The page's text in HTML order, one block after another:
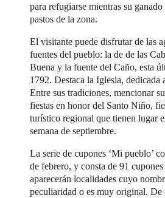
para refugiarse mientras su
pastos de la zona.
El visitante puede disfrutar de las
fuentes del pueblo: la de de las
Buena y la fuente del Caño, esta
1792. Destaca la Iglesia, dedicada
Entre sus tradiciones, mencionar
fiestas en honor del Santo Niño,
turístico regional que tienen lugar
semana de septiembre.
La serie de cupones ‘Mi pueblo’
de febrero, y consta de 91
aparecerán localidades cuyo
peculiaridad o es muy original. De